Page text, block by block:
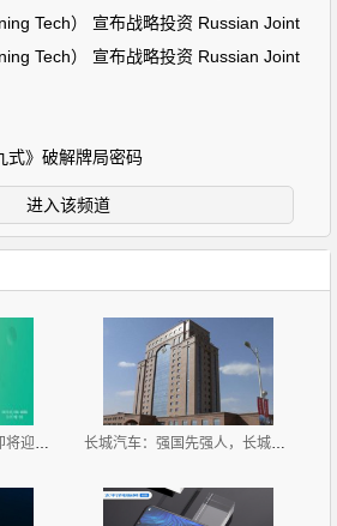
Tech） 宣布战略投资 Russian Joint
Tech） 宣布战略投资 Russian Joint
式》破解牌局密码
进入该频道
大赛总 长城汽车：强国先强人，长城高中用教育回馈社会